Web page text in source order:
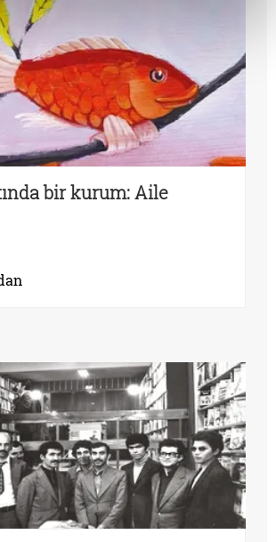
bir kurum: Aile